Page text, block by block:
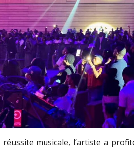
musicale, l’artiste a